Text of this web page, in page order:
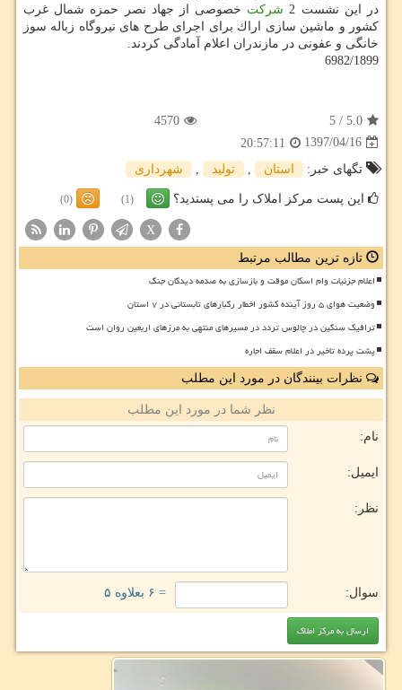
در این نشست 2
شركت خصوصی از جهاد نصر حمزه شمال غرب
كشور و ماشین سازی اراك برای اجرای طرح های نیروگاه زباله سوز
خانگی و عفونی در مازندران اعلام آمادگی كردند.
6982/1899
5.0
/
5
4570
1397/04/16
20:57:11
تگهای خبر:
استان , تولید , شهرداری
این پست مرکز املاک را می پسندید؟ (1)
(0)
X
تازه ترین مطالب مرتبط
اعلام جزئیات وام اسکان موقت و بازسازی به صدمه دیدگان جنگ
وضعیت هوای ۵ روز آینده کشور اخطار رگبارهای تابستانی در ۷ استان
ترافیک سنگین در چالوس تردد در مسیرهای منتهی به مرزهای اربعین روان است
پشت پرده تاخیر در اعلام سقف اجاره
نظرات بینندگان در مورد این مطلب
نظر شما در مورد این مطلب
نام:
ایمیل:
نظر:
سوال: = ۶ بعلاوه ۵